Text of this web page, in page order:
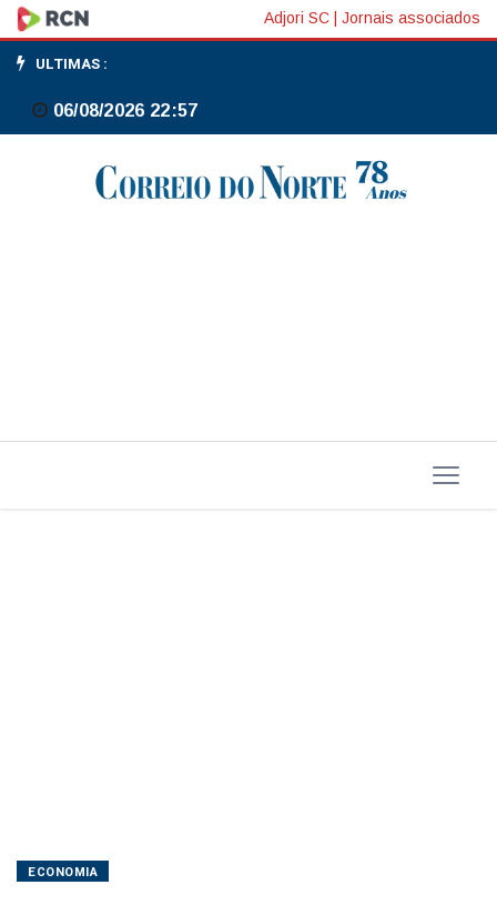
Previdência
e
BNDES
querem
incluir
fundos
Adjori SC Jornais associados
ULTIMAS :
06/08/2026 22:57
ECONOMIA